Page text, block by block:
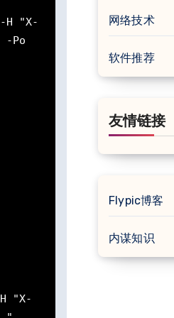
H "X-
-Po
"X-
网络技术
软件推荐
友情链接
Flypic博客
内谋知识